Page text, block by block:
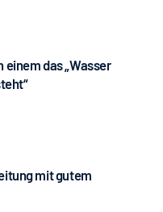
einem das „Wasser
mit gutem